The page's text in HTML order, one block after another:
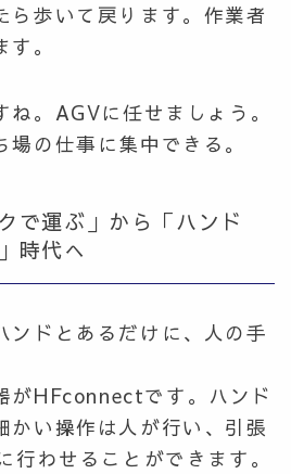
ら歩いて戻ります。作業者
。
。AGVに任せましょう。
の仕事に集中できる。
で運ぶ」から「ハンド
時代へ
ンドとあるだけに、人の手
がHFconnectです。ハンド
かい操作は人が行い、引張
行わせることができます。